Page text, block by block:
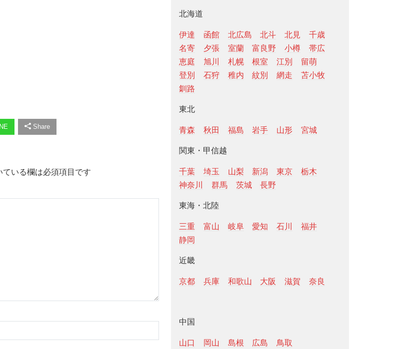
Share
ている欄は必須項目です
北海道
伊達 函館 北広島 北斗 北見
千歳
名寄
夕張 室蘭 富良野 小樽
帯広
恵庭
旭川 札幌 根室 江別
留萌
登別
石狩 稚内 紋別 網走
苫小牧
釧路
東北
青森 秋田 福島 岩手 山形 宮城
関東・甲信越
千葉 埼玉 山梨 新潟 東京
栃木
神奈川
群馬 茨城 長野
東海・北陸
三重 富山 岐阜 愛知 石川
福井
静岡
近畿
京都 兵庫 和歌山 大阪 滋賀 奈良
中国
山口 岡山 島根 広島 鳥取